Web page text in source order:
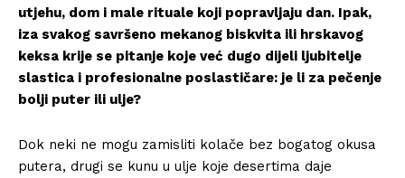
utjehu, dom i male rituale koji popravljaju dan. Ipak,
iza svakog savršeno mekanog biskvita ili hrskavog
keksa krije se pitanje koje već dugo dijeli ljubitelje
slastica i profesionalne poslastičare: je li za pečenje
bolji puter ili ulje?
Dok neki ne mogu zamisliti kolače bez bogatog okusa
putera, drugi se kunu u ulje koje desertima daje